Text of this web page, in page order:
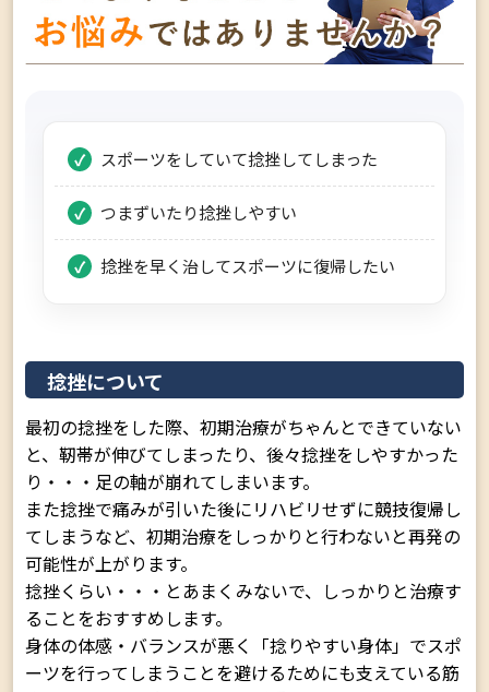
スポーツをしていて捻挫してしまった
つまずいたり捻挫しやすい
捻挫を早く治してスポーツに復帰したい
捻挫について
最初の捻挫をした際、初期治療がちゃんとできていない
と、靭帯が伸びてしまったり、後々捻挫をしやすかった
り・・・足の軸が崩れてしまいます。
また捻挫で痛みが引いた後にリハビリせずに競技復帰し
てしまうなど、初期治療をしっかりと行わないと再発の
可能性が上がります。
捻挫くらい・・・とあまくみないで、しっかりと治療す
ることをおすすめします。
身体の体感・バランスが悪く「捻りやすい身体」でスポ
ーツを行ってしまうことを避けるためにも支えている筋